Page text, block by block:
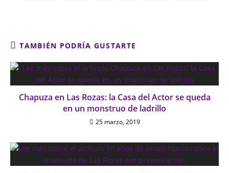
TAMBIÉN PODRÍA GUSTARTE
Chapuza en Las Rozas: la Casa del Actor se queda
en un monstruo de ladrillo
25 marzo, 2019